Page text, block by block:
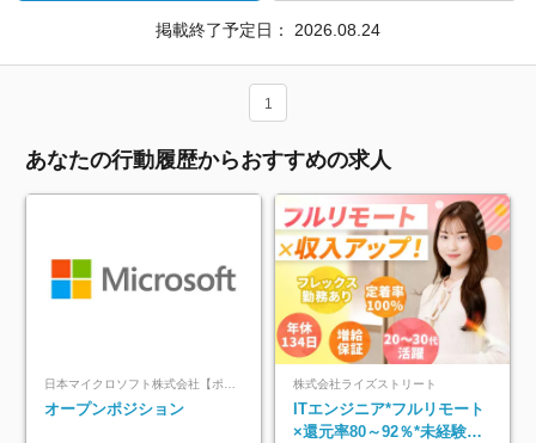
掲載終了予定日： 2026.08.24
1
あなたの行動履歴からおすすめの求人
日本マイクロソフト株式会社【ポジションマッチ登録】
オープンポジション
株式会社ライズストリート
ITエンジニア*フルリモート
×還元率80～92％*未経験歓